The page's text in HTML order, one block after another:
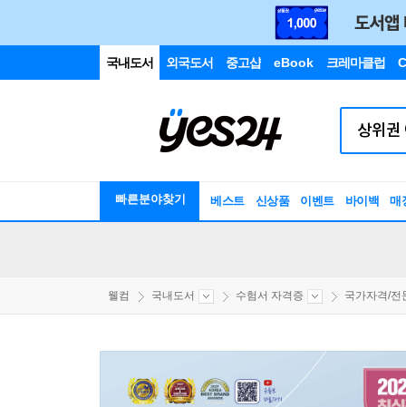
국내도서 외국도서 중고샵 eBook 크레마클럽
빠른분야찾기 베스트 신상품 이벤트 바이백 매
웰컴 국내도서 수험서 자격증 국가자격/전